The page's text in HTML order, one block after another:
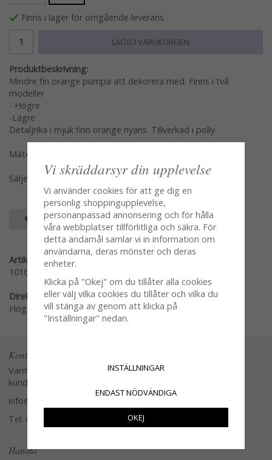
Finns i lager för omgående leverans
LÄGG I VARUKORGEN
Produktbeskrivning:
Mindre fin orange pumpa att dekorera med. Finns i två
modeller
- Högre
-Lägre
Detaljrika i mjuk finn orange nyans. Tillverkad i polly
Mäter ca 5 och 8cm
Säljes per styck en och en
SPARA SOM FAVORIT
Artikelnummer:
101688-L
Direktlänk:
Högerklicka och kopiera adressen
Kontakta oss
Varmt välkommen att kontakta vår
kundtjänst.
info@glasverandan.se
Tel: 079-3495968
Handla
Vi skräddarsyr din upplevelse
Vi använder cookies för att ge dig en
personlig shoppingupplevelse,
personanpassad annonsering och för hålla
våra webbplatser tillförlitliga och säkra. För
detta ändamål samlar vi in information om
användarna, deras mönster och deras
enheter.
Klicka på "Okej" om du tillåter alla cookies
eller välj vilka cookies du tillåter och vilka du
vill stänga av genom att klicka på
"Inställningar" nedan.
INSTÄLLNINGAR
ENDAST NÖDVÄNDIGA
OKEJ